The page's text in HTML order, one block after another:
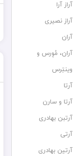
آراز آرا
آراز نصیری
آران
آران، مُوِرس و
وینتِرس
آرتا
آرتا و سارن
آرتبن بهادری
آرتی
آرتین بهادری